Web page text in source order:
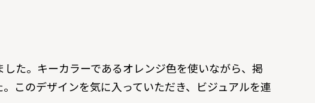
た。キーカラーであるオレンジ色を使いながら、掲
このデザインを気に入っていただき、ビジュアルを連